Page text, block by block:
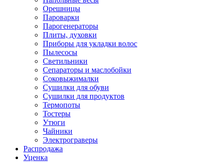
Орешницы
Пароварки
Парогенераторы
Плиты, духовки
Приборы для укладки волос
Пылесосы
Светильники
Сепараторы и маслобойки
Соковыжималки
Сушилки для обуви
Сушилки для продуктов
Термопоты
Тостеры
Утюги
Чайники
Электрограверы
Распродажа
Уценка